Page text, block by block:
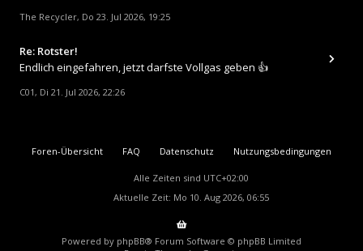
The Recycler, Do 23. Jul 2026, 19:25
Re: Rotster!
Endlich eingefahren, jetzt darfste Vollgas geben 👍
C01, Di 21. Jul 2026, 22:26
Foren-Übersicht FAQ Datenschutz Nutzungsbedingungen
Alle Zeiten sind UTC+02:00
Aktuelle Zeit: Mo 10. Aug 2026, 06:55
Powered by phpBB® Forum Software © phpBB Limited